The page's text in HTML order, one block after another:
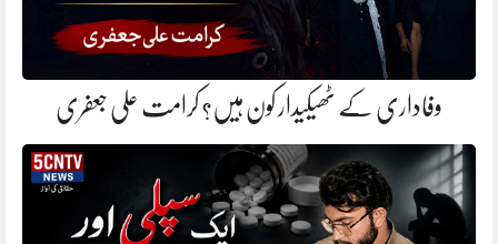
وفاداری کے ٹھیکیدار کون ہیں؟ کرامت علی جعفری